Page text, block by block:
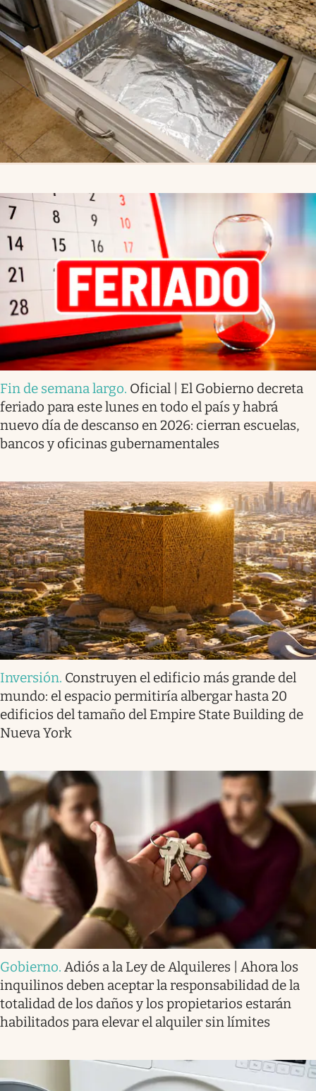
Fin de semana largo. Oficial | El Gobierno decreta
feriado para este lunes en todo el país y habrá
nuevo día de descanso en 2026: cierran escuelas,
bancos y oficinas gubernamentales
Inversión. Construyen el edificio más grande del
mundo: el espacio permitiría albergar hasta 20
edificios del tamaño del Empire State Building de
Nueva York
Gobierno. Adiós a la Ley de Alquileres | Ahora los
inquilinos deben aceptar la responsabilidad de la
totalidad de los daños y los propietarios estarán
habilitados para elevar el alquiler sin límites